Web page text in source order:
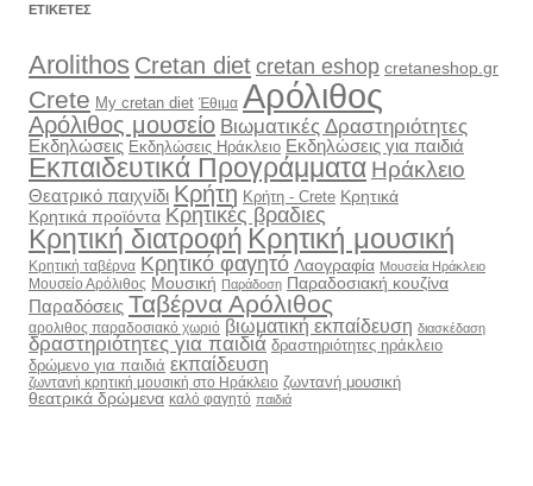
ΕΤΙΚΈΤΕΣ
Arolithos Cretan dietcretan eshop cretaneshop.gr
Crete My cretan diet Έθιμα Αρόλιθος
Αρόλιθος μουσείο Βιωματικές Δραστηριότητες
Εκδηλώσεις Εκδηλώσεις Ηράκλειο Εκδηλώσεις για παιδιά
Εκπαιδευτικά Προγράμματα Ηράκλειο
Θεατρικό παιχνίδι Κρήτη Κρήτη - Crete Κρητικά
Κρητικά προϊόντα Κρητικές βραδιες
Κρητική διατροφή Κρητική μουσική
Κρητική ταβέρνα Κρητικό φαγητό Λαογραφία Μουσεία Ηράκλειο
Μουσείο Αρόλιθος Μουσική Παράδοση Παραδοσιακή κουζίνα
Παραδόσεις Ταβέρνα Αρόλιθος
αρολιθος παραδοσιακό χωριό βιωματική εκπαίδευση διασκέδαση
δραστηριότητες για παιδιά δραστηριότητες ηράκλειο
δρώμενο για παιδιά εκπαίδευση
ζωντανή κρητική μουσική στο Ηράκλειο ζωντανή μουσική
θεατρικά δρώμενα καλό φαγητό παιδιά